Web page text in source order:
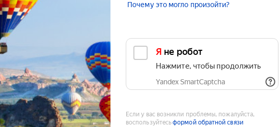
Почему это могло произойти?
Я не робот
Нажмите, чтобы продолжить
Yandex SmartCaptcha
Если у вас возникли проблемы, пожалуйста,
воспользуйтесьформой обратной связи